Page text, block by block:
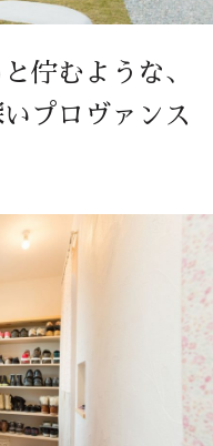
佇むような、
プロヴァンス